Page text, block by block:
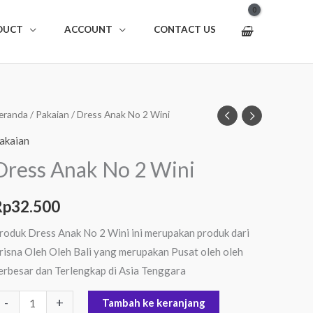
ACCOUNT CONTACT US
/ Pakaian / Dress Anak No 2 Wini
Anak No 2 Wini
32.500
Dress Anak No 2 Wini ini merupakan produk dari
Oleh Oleh Bali yang merupakan Pusat oleh oleh
dan Terlengkap di Asia Tenggara
- + Tambah ke keranjang